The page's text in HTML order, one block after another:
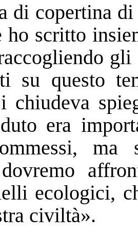
di copertina
ho scritto
su questo
chiudeva
era
ma
ecologici,
civiltà».